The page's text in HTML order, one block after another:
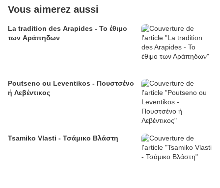
Vous aimerez aussi
La tradition des Arapides - Το έθιμο
των Αράπηδων
Poutseno ou Leventikos - Πουστσένο
ή Λεβέντικος
Tsamiko Vlasti - Τσάμικο Βλάστη